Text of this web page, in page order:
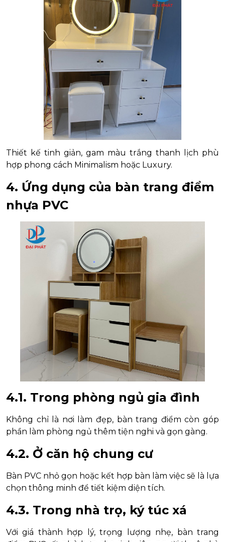
Thiết kế tinh giản, gam màu trắng thanh lịch phù
hợp phong cách Minimalism hoặc Luxury.
4. Ứng dụng của bàn trang điểm
nhựa PVC
4.1. Trong phòng ngủ gia đình
Không chỉ là nơi làm đẹp, bàn trang điểm còn góp
phần làm phòng ngủ thêm tiện nghi và gọn gàng.
4.2. Ở căn hộ chung cư
Bàn PVC nhỏ gọn hoặc kết hợp bàn làm việc sẽ là lựa
chọn thông minh để tiết kiệm diện tích.
4.3. Trong nhà trọ, ký túc xá
Với giá thành hợp lý, trọng lượng nhẹ, bàn trang